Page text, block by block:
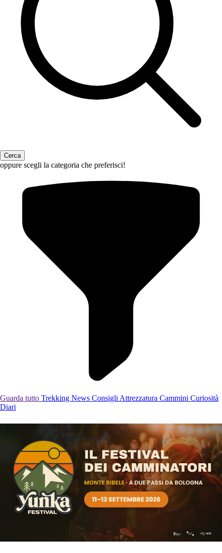
oppure scegli la categoria che preferisci!
Guarda tutto Trekking News Consigli Attrezzatura Cammini Curiosità
Diari